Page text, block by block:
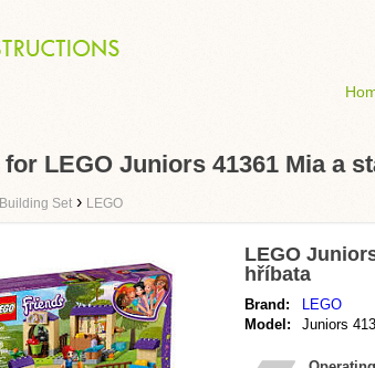
LEGO Juniors 41361 Mia a
Building Set › LEGO
LEGO
hříbata
Brand:
LEGO
Model:
Juniors